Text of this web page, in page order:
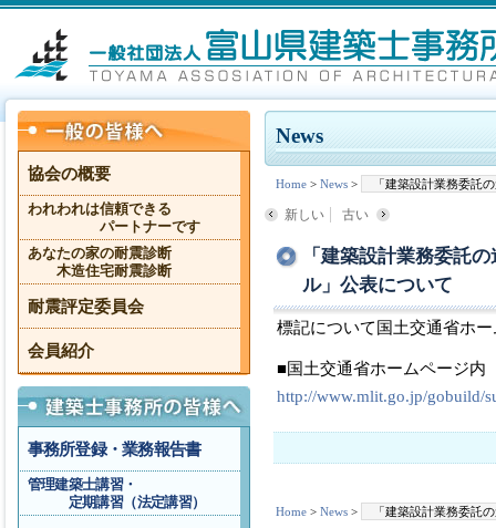
News
Home > News > 「建築設計業務委託
新しい 古い
「建築設計業務委託
ル」公表について
標記について国土交通省ホ
■国土交通省ホームページ内
http://www.mlit.go.jp/gobuild/
Home > News > 「建築設計業務委託
協会の概要
われわれは信頼できる
パートナーです
あなたの家の耐震診断
木造住宅耐震診断
耐震評定委員会
会員紹介
事務所登録・業務報告書
管理建築士講習・
定期講習（法定講習）